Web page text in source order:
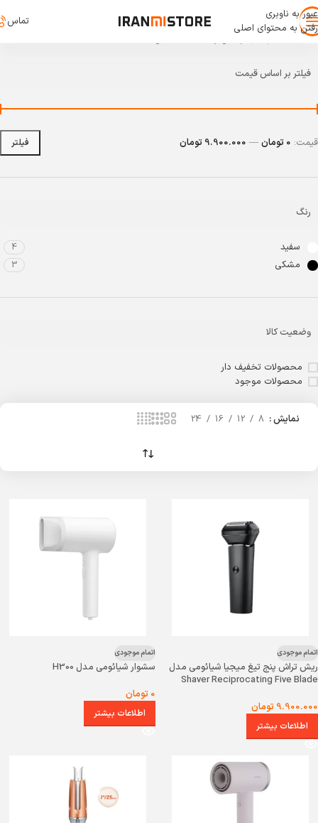
عبور به ناوبری
رفتن به محتوای اصلی
تماس
خانه
فیلتر بر اساس قیمت
فیلتر قیمت: 0 تومان — 9.900.000 تومان
رنگ
سفید 4
مشکی 3
وضعیت کالا
محصولات تخفیف دار
محصولات موجود
نمایش 8
12
16
24
اتمام موجودی
ریش تراش پنج تیغ میجیا شیائومی مدل
Shaver Reciprocating Five Blade
9.900.000 تومان
اطلاعات بیشتر
اتمام موجودی
سشوار شیائومی مدل H300
0 تومان
اطلاعات بیشتر